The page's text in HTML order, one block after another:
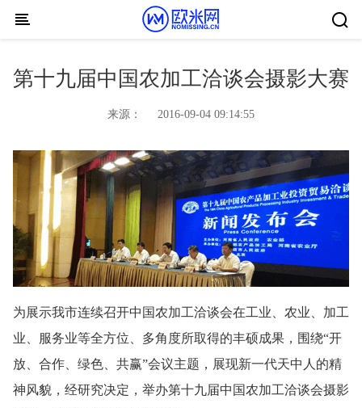
Skip to content
第十九届中国农加工洽谈会摄影大赛
来源： 2016-09-04 09:14:55
为展示我市连续召开中国农加工洽谈会在工业、农业、加工
业、服务业等全方位、多角度所取得的丰硕成果，围绕“开
放、合作、绿色、共赢”会议主题，展现新一代天中人的精
神风貌，经研究决定，举办第十九届中国农加工洽谈会摄影